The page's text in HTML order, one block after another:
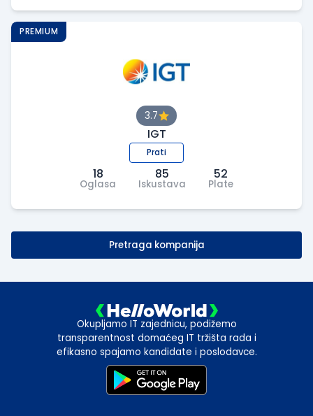
3.7
IGT
Prati
18
Oglasa
85
Iskustava
52
Plate
PREMIUM
Pretraga kompanija
Okupljamo IT zajednicu, podižemo
transparentnost domaćeg IT tržišta rada i
efikasno spajamo kandidate i poslodavce.